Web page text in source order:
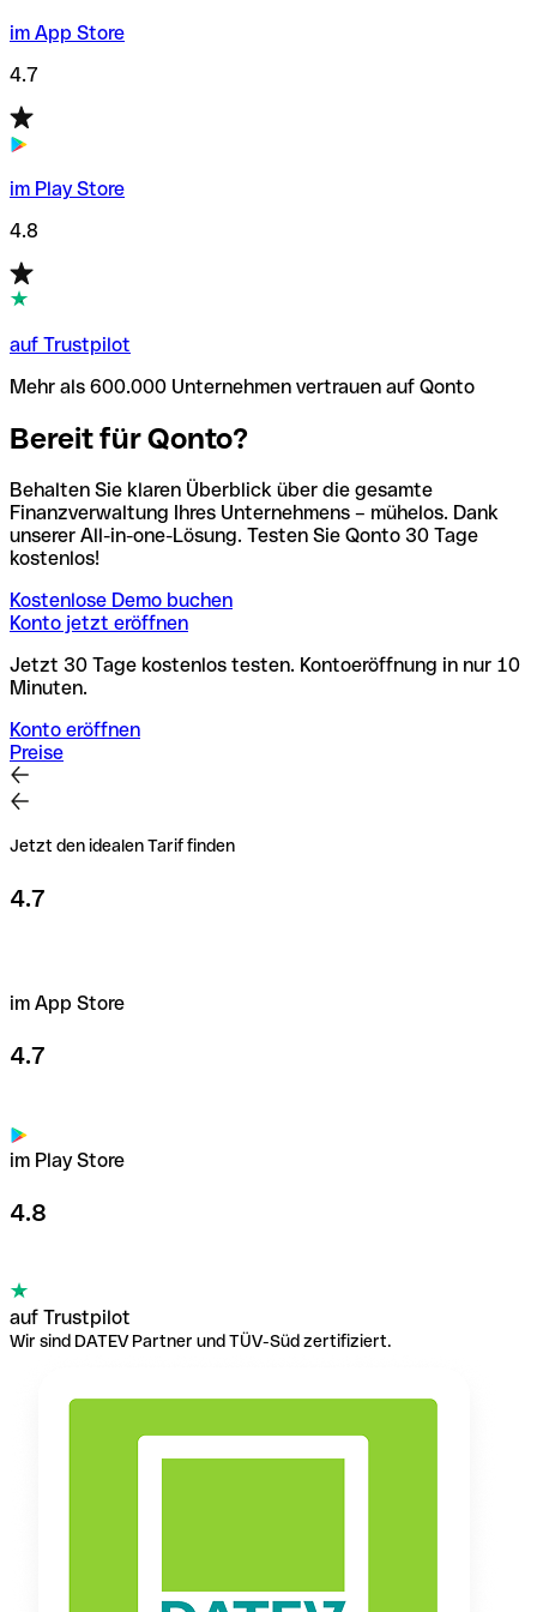
im App Store
4.7
im Play Store
4.8
auf Trustpilot
Mehr als 600.000 Unternehmen vertrauen auf Qonto
Bereit für Qonto?
Behalten Sie klaren Überblick über die gesamte
Finanzverwaltung Ihres Unternehmens – mühelos. Dank
unserer All-in-one-Lösung. Testen Sie Qonto 30 Tage
kostenlos!
Kostenlose Demo buchen
Konto jetzt eröffnen
Jetzt 30 Tage kostenlos testen. Kontoeröffnung in nur 10
Minuten.
Konto eröffnen
Preise
Jetzt den idealen Tarif finden
4.7
im App Store
4.7
im Play Store
4.8
auf Trustpilot
Wir sind DATEV Partner und TÜV-Süd zertifiziert.